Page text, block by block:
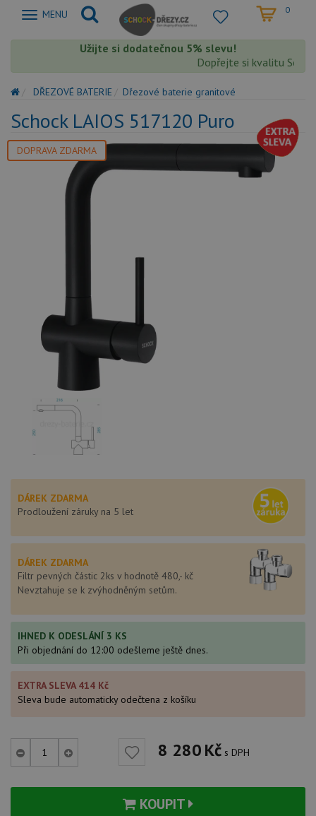
Zobrazit
MENU 0
Užijte si dodatečnou 5% slevu!
Dopřejte si kvalitu
DŘEZOVÉ BATERIE Dřezové baterie granitové
Schock LAIOS 517120 Puro
DOPRAVA ZDARMA
DÁREK ZDARMA
Prodloužení záruky na 5 let
DÁREK ZDARMA
Filtr pevných částic 2ks v hodnotě 480,- kč
Nevztahuje se k zvýhodněným setům.
IHNED K ODESLÁNÍ 3 KS
Při objednání do 12:00 odešleme ještě dnes.
EXTRA SLEVA 414 Kč
Sleva bude automaticky odečtena z košíku
8 280Kč s DPH
KOUPIT